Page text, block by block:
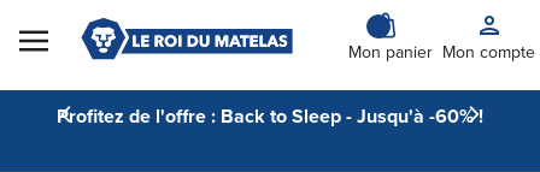
Skip to Content
Mon panier Mon compte
Profitez de l'offre : Back to Sleep - Jusqu'à -60% !